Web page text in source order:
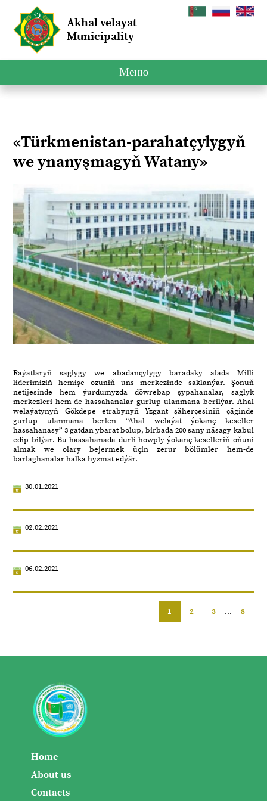
Akhal velayat
Municipality
Меню
«Türkmenistan-parahatçylygyň
we ynanyşmagyň Watany»
Raýatlaryň saglygy we abadançylygy baradaky alada Milli
liderimiziň hemişe özüniň üns merkezinde saklanýar. Şonuň
netijesinde hem ýurdumyzda döwrebap şypahanalar, saglyk
merkezleri hem-de hassahanalar gurlup ulanmana berilýär. Ahal
welaýatynyň Gökdepe etrabynyň Yzgant şäherçesiniň çäginde
gurlup ulanmana berlen “Ahal welaýat ýokanç keseller
hassahanasy” 3 gatdan ybarat bolup, birbada 200 sany näsagy kabul
edip bilýär. Bu hassahanada dürli howply ýokanç keselleriň öňüni
almak we olary bejermek üçin zerur bölümler hem-de
barlaghanalar halka hyzmat edýär.
30.01.2021
02.02.2021
06.02.2021
1 2 3 ... 8
Home
About us
Contacts